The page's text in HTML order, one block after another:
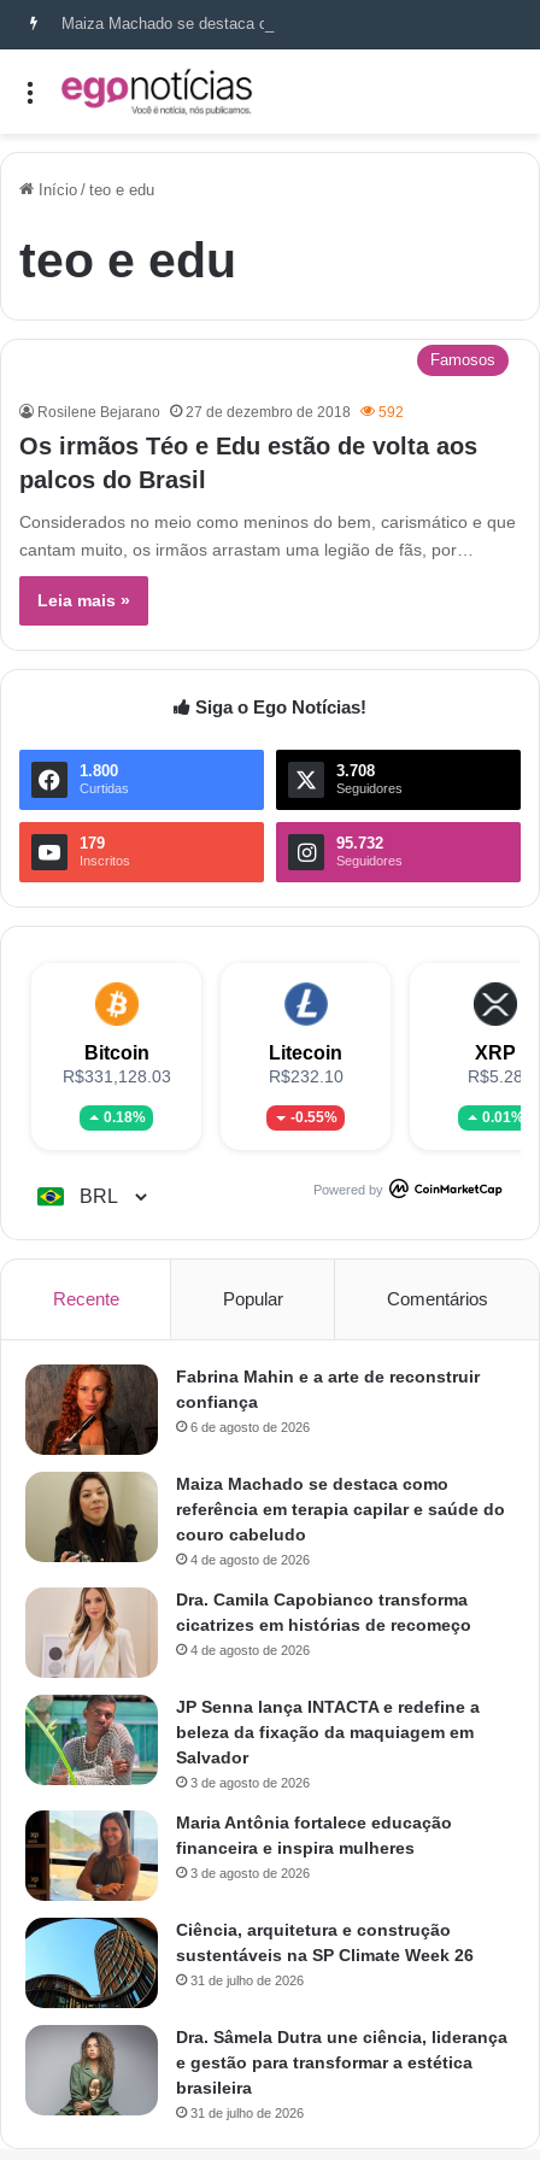
Início / teo e edu
teo e edu
Famosos
Rosilene Bejarano 27 de dezembro de 2018 592
Os irmãos Téo e Edu estão de volta aos
palcos do Brasil
Considerados no meio como meninos do bem, carismático e que
cantam muito, os irmãos arrastam uma legião de fãs, por…
Leia mais »
Siga o Ego Notícias!
1.800
Curtidas
3.708
Seguidores
179
Inscritos
95.732
Seguidores
Bitcoin
R$331,128.03
0.18%
Litecoin
R$232.10
-0.55%
XRP
R$5.28
0.01%
Powered by
Recente Popular Comentários
Fabrina Mahin e a arte de reconstruir
confiança
6 de agosto de 2026
Maiza Machado se destaca como
referência em terapia capilar e saúde do
couro cabeludo
4 de agosto de 2026
Dra. Camila Capobianco transforma
cicatrizes em histórias de recomeço
4 de agosto de 2026
JP Senna lança INTACTA e redefine a
beleza da fixação da maquiagem em
Salvador
3 de agosto de 2026
Maria Antônia fortalece educação
financeira e inspira mulheres
3 de agosto de 2026
Ciência, arquitetura e construção
sustentáveis na SP Climate Week 26
31 de julho de 2026
Dra. Sâmela Dutra une ciência, liderança
e gestão para transformar a estética
brasileira
31 de julho de 2026